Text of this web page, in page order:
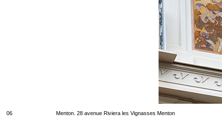
06 Menton. 28 avenue Riviera les Vignasses Menton